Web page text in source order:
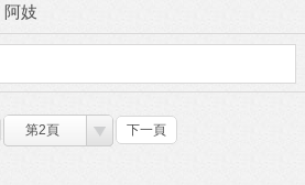
阿妓
第2頁 下一頁